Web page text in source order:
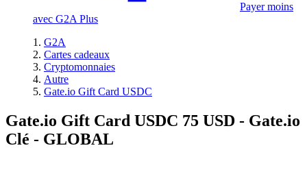
Payer moins
avec G2A Plus
G2A
Cartes cadeaux
Cryptomonnaies
Autre
Gate.io Gift Card USDC
Gate.io Gift Card USDC 75 USD - Gate.io
Clé - GLOBAL